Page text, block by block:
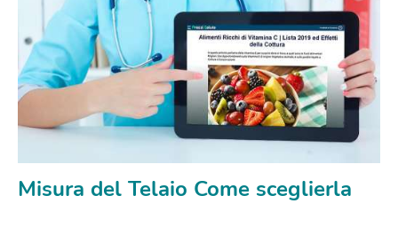
Misura del Telaio Come sceglierla